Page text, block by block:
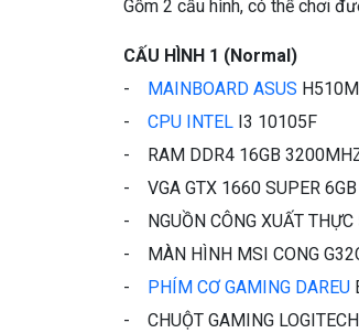
Gồm 2 cấu hình, có thể chơi
CẤU HÌNH 1 (Normal)
-
MAINBOARD ASUS
-
CPU INTEL I3 10105F
- RAM DDR4 16GB
- VGA GTX 1660 SUPER 6GB
- NGUỒN CÔNG XUẤT THỰC
- MÀN HÌNH MSI CONG
-
PHÍM CƠ GAMING DAREU
- CHUỘT GAMING